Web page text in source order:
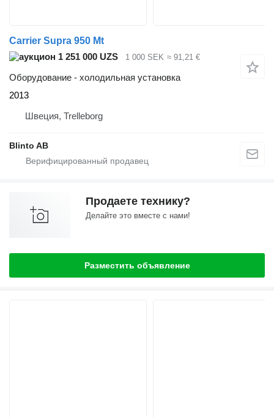
Carrier Supra 950 Mt
1 251 000 UZS
1 000 SEK ≈ 91,21 €
Оборудование - холодильная установка
2013
Швеция, Trelleborg
Blinto AB
Продаете технику?
Делайте это вместе с нами!
Разместить объявление